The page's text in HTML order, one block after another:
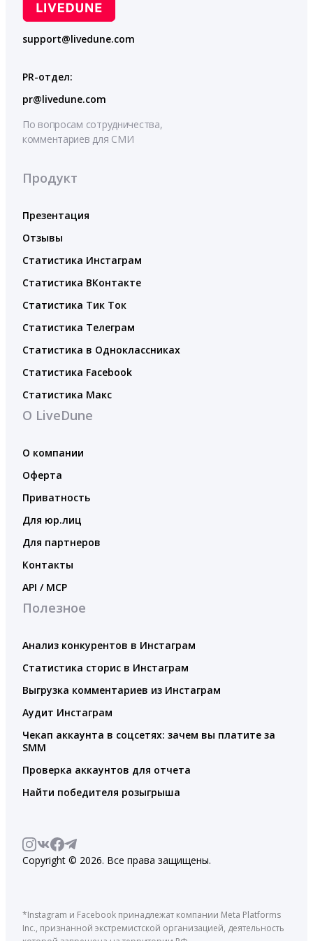
support@livedune.com
PR-отдел:
pr@livedune.com
По вопросам сотрудничества,
комментариев для СМИ
Продукт
Презентация
Отзывы
Статистика Инстаграм
Статистика ВКонтакте
Статистика Тик Ток
Статистика Телеграм
Статистика в Одноклассниках
Статистика Facebook
Статистика Макс
О LiveDune
О компании
Оферта
Приватность
Для юр.лиц
Для партнеров
Контакты
API / MCP
Полезное
Анализ конкурентов в Инстаграм
Статистика сторис в Инстаграм
Выгрузка комментариев из Инстаграм
Аудит Инстаграм
Чекап аккаунта в соцсетях: зачем вы платите за
SMM
Проверка аккаунтов для отчета
Найти победителя розыгрыша
Copyright © 2026. Все права защищены.
*Instagram и Facebook принадлежат компании Meta Platforms
Inc., признанной экстремистской организацией, деятельность